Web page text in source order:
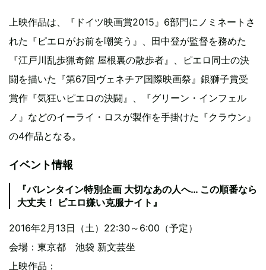
上映作品は、『ドイツ映画賞2015』6部門にノミネートさ
れた『ピエロがお前を嘲笑う』、田中登が監督を務めた
『江戸川乱歩猟奇館 屋根裏の散歩者』、ピエロ同士の決
闘を描いた『第67回ヴェネチア国際映画祭』銀獅子賞受
賞作『気狂いピエロの決闘』、『グリーン・インフェル
ノ』などのイーライ・ロスが製作を手掛けた『クラウン』
の4作品となる。
イベント情報
『バレンタイン特別企画 大切なあの人へ… この順番なら
大丈夫！ ピエロ嫌い克服ナイト』
2016年2月13日（土）22:30～6:00（予定）
会場：東京都 池袋 新文芸坐
上映作品：